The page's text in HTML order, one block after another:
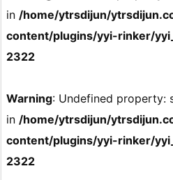
in /home/ytrsdijun/
content/plugins/yyi-rinker/
2322
Warning: Undefined property:
in /home/ytrsdijun/
content/plugins/yyi-rinker/
2322